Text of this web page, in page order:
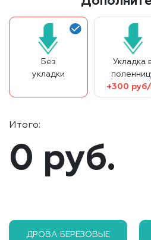
Без
укладки
Укладка
+300 руб/
Итого:
0 руб.
ДРОВА БЕРЁЗОВЫЕ